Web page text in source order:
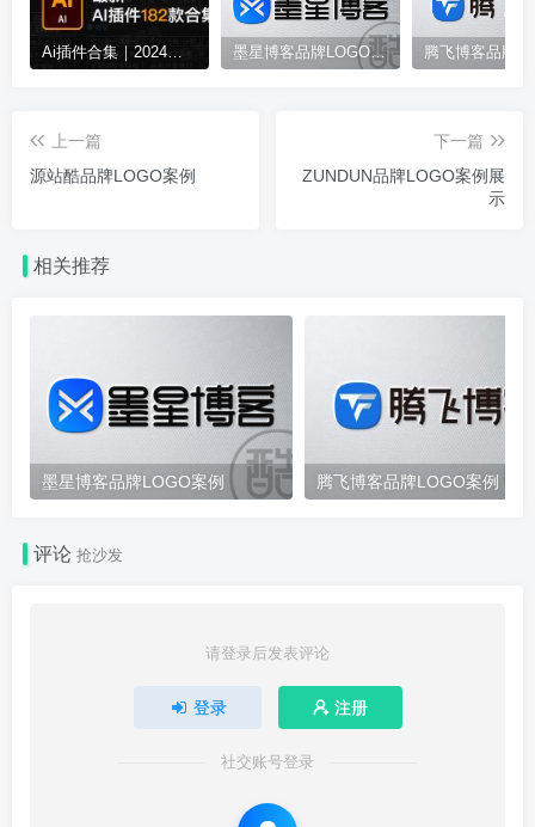
Ai插件合集｜2024全新 AI 脚本插件 182 款合集，一键安装！ 墨星博客品牌LOGO案例
上一篇
源站酷品牌LOGO案例
下一篇
ZUNDUN品牌LOGO案例展
示
相关推荐
墨星博客品牌LOGO案例 腾飞博客品牌LOGO案例
评论抢沙发
请登录后发表评论
登录 注册
社交账号登录